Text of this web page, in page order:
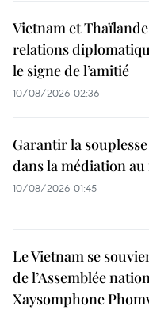
Vietnam et
relations
le signe de l’amitié
10/08/2026 02:36
Garantir la
dans la médiation
10/08/2026 01:45
Le Vietnam se
de l’Assemblée
Xaysomphone